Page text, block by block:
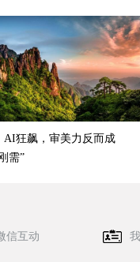
AI狂飙，审美力反而成
需”
信互动